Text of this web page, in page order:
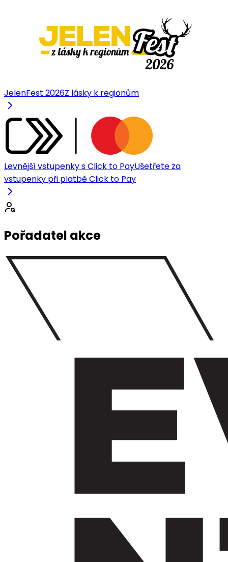
JelenFest 2026Z lásky k regionům
Levnější vstupenky s Click to PayUšetřete za
vstupenky při platbě Click to Pay
Pořadatel akce